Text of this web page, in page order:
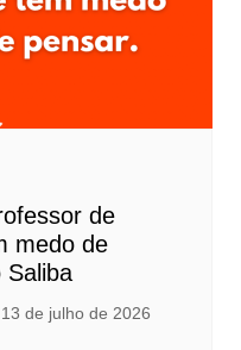
de
medo de
Saliba
13 de julho de 2026